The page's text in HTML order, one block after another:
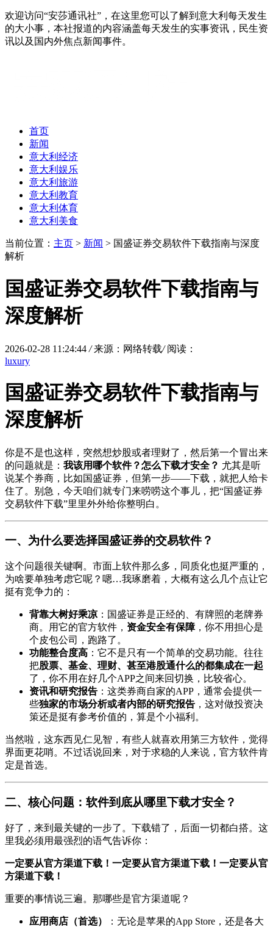
欢迎访问“安莎通讯社”，在这里您可以了解到意大利每天发生
的大小事，本社报道的内容涵盖每天发生的实事资讯，民生资
讯以及国内外焦点新闻事件。
首页
新闻
意大利经济
意大利娱乐
意大利旅游
意大利教育
意大利体育
意大利美食
当前位置： 主页 > 新闻 > 国盛证券交易软件下载指南与深度
解析
国盛证券交易软件下载指南与
深度解析
2026-02-28 11:24:44 / 来源：网络转载/ 阅读：
luxury
国盛证券交易软件下载指南与
深度解析
你是不是也这样，突然想炒股或者理财了，然后第一个冒出来
的问题就是： 我该用哪个软件？怎么下载才安全？ 尤其是听
说某个券商，比如国盛证券，但第一步——下载，就把人给卡
住了。别急，今天咱们就专门来唠唠这个事儿，把“国盛证券
交易软件下载”里里外外给你整明白。
一、为什么要选择国盛证券的交易软件？
这个问题很关键啊。市面上软件那么多，同质化也挺严重的，
为啥要单独考虑它呢？嗯…我琢磨着，大概有这么几个点让它
挺有竞争力的：
背靠大树好乘凉 ：国盛证券是正经的、有牌照的老牌券
商。用它的官方软件， 资金安全有保障，你不用担心是
个皮包公司，跑路了。
功能整合度高 ：它不是只有一个简单的交易功能。往往
把股票、基金、理财、甚至港股通什么的都集成在一起
了，你不用在好几个APP之间来回切换，比较省心。
资讯和研究报告 ：这类券商自家的APP，通常会提供一
些独家的市场分析或者内部的研究报告 ，这对做投资决
策还是挺有参考价值的，算是个小福利。
当然啦，这东西见仁见智，有些人就喜欢用第三方软件，觉得
界面更花哨。不过话说回来，对于求稳的人来说，官方软件肯
定是首选。
二、核心问题：软件到底从哪里下载才安全？
好了，来到最关键的一步了。下载错了，后面一切都白搭。这
里我必须用最强烈的语气告诉你：
一定要从官方渠道下载！一定要从官方渠道下载！一定要从官
方渠道下载！
重要的事情说三遍。那哪些是官方渠道呢？
应用商店（首选）
：无论是苹果的App Store，还是各大